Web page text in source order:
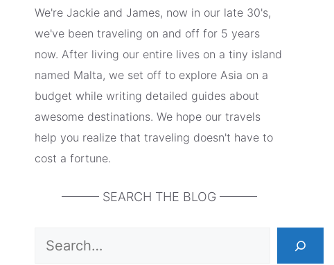
We're Jackie and James, now in our late 30's,
we've been traveling on and off for 5 years
now. After living our entire lives on a tiny island
named Malta, we set off to explore Asia on a
budget while writing detailed guides about
awesome destinations. We hope our travels
help you realize that traveling doesn't have to
cost a fortune.
——— SEARCH THE BLOG ———
Search